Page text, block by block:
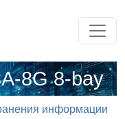
8G 8-bay
информации